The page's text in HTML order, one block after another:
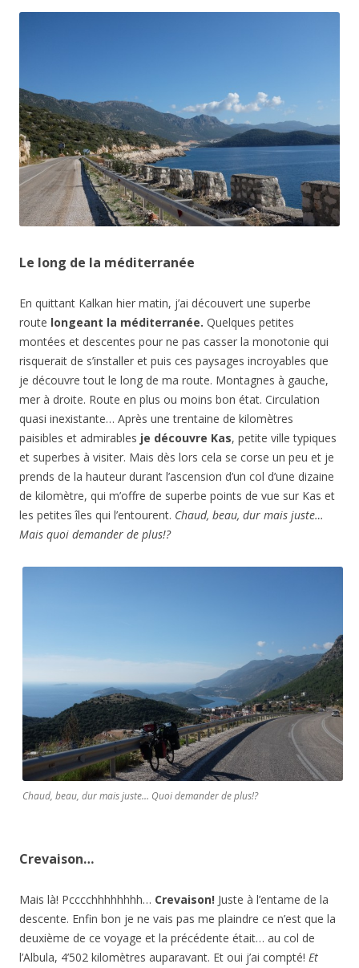
Le long de la méditerranée
En quittant Kalkan hier matin, j’ai découvert une superbe
route longeant la méditerranée. Quelques petites
montées et descentes pour ne pas casser la monotonie qui
risquerait de s’installer et puis ces paysages incroyables que
je découvre tout le long de ma route. Montagnes à gauche,
mer à droite. Route en plus ou moins bon état. Circulation
quasi inexistante… Après une trentaine de kilomètres
paisibles et admirables je découvre Kas, petite ville typiques
et superbes à visiter. Mais dès lors cela se corse un peu et je
prends de la hauteur durant l’ascension d’un col d’une dizaine
de kilomètre, qui m’offre de superbe points de vue sur Kas et
les petites îles qui l’entourent. Chaud, beau, dur mais juste…
Mais quoi demander de plus!?
Chaud, beau, dur mais juste… Quoi demander de plus!?
Crevaison…
Mais là! Pcccchhhhhhhh… Crevaison! Juste à l’entame de la
descente. Enfin bon je ne vais pas me plaindre ce n’est que la
deuxième de ce voyage et la précédente était… au col de
l’Albula, 4’502 kilomètres auparavant. Et oui j’ai compté! Et